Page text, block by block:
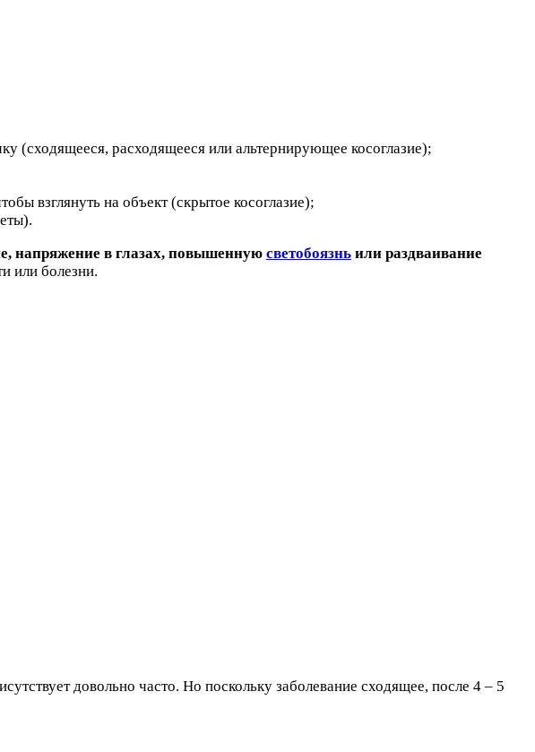
(сходящееся, расходящееся или альтернирующее косоглазие);
взглянуть на объект (скрытое косоглазие);
напряжение в глазах, повышенную светобоязнь или раздваивание
или болезни.
довольно часто. Но поскольку заболевание сходящее, после 4 – 5